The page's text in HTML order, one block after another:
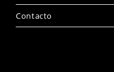
Contacto